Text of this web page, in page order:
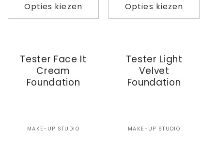
Opties kiezen Opties kiezen
Tester Face It
Cream
Foundation
Verkoper:
MAKE-UP STUDIO
Tester Light
Velvet
Foundation
Verkoper:
MAKE-UP STUDIO